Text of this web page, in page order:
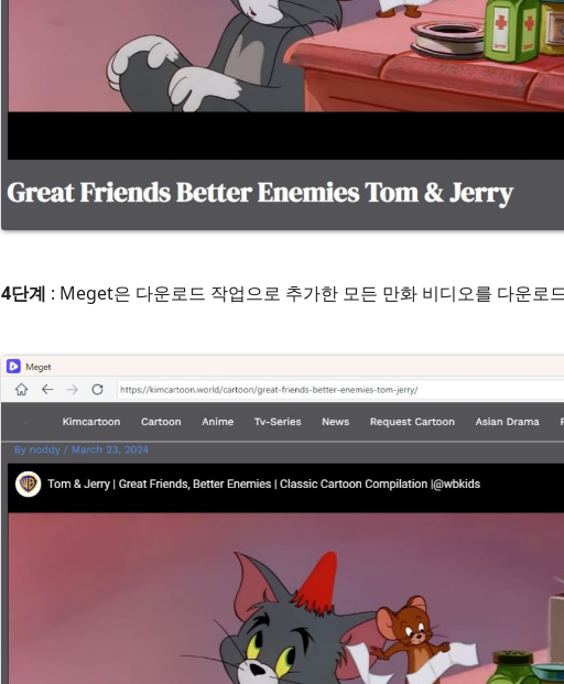
4단계 : Meget은 다운로드 작업으로 추가한 모든 만화 비디오를 다운로